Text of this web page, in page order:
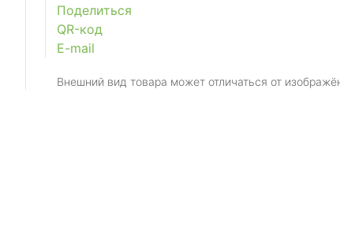
Поделиться
QR-код
E-mail
Внешний вид товара может отличаться от